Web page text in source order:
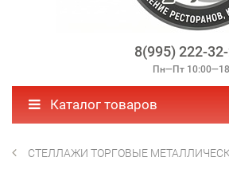
8(995) 222-
Пн—Пт
Каталог товаров
СТЕЛЛАЖИ ТОРГОВЫЕ